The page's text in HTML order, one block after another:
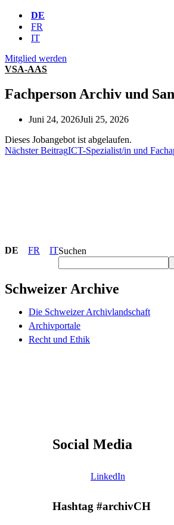
DE
FR
IT
Mitglied werden
VSA-AAS
Fachperson Archiv und
Juni 24, 2026Juli 25, 2026
Dieses Jobangebot ist abgelaufen.
Nächster BeitragICT-Spezialist/in und
DE FR ITSuchen
Schweizer Archive
Die Schweizer Archivlandschaft
Archivportale
Recht und Ethik
Social Media
LinkedIn
Hashtag #archivCH